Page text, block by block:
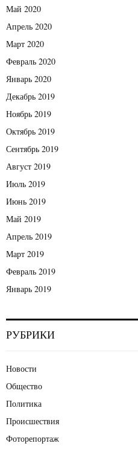
Май 2020
Апрель 2020
Март 2020
Февраль 2020
Январь 2020
Декабрь 2019
Ноябрь 2019
Октябрь 2019
Сентябрь 2019
Август 2019
Июль 2019
Июнь 2019
Май 2019
Апрель 2019
Март 2019
Февраль 2019
Январь 2019
РУБРИКИ
Новости
Общество
Политика
Происшествия
Фоторепортаж